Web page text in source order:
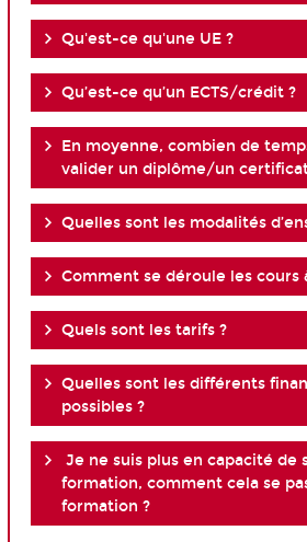
Qu'est-ce qu'une UE ?
Qu’est-ce qu’un ECTS/crédit ?
En moyenne, combien de
valider un diplôme/un
Quelles sont les modalités
Comment se déroule les cours
Quels sont les tarifs ?
Quelles sont les différents
possibles ?
Je ne suis plus en capacité de
formation, comment cela se
formation ?